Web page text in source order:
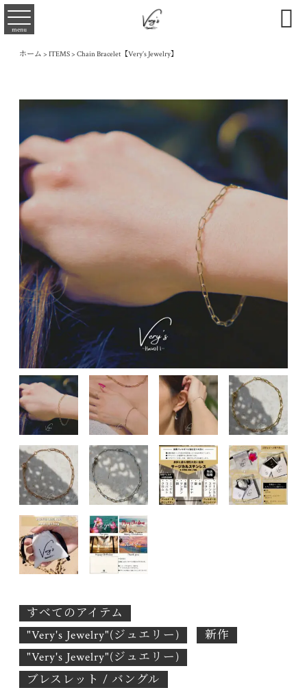
menu 
ホーム > ITEMS> Chain Bracelet【Very’s Jewelry】
すべてのアイテム
"Very's Jewelry"(ジュエリー)
新作
"Very's Jewelry"(ジュエリー)
ブレスレット / バングル